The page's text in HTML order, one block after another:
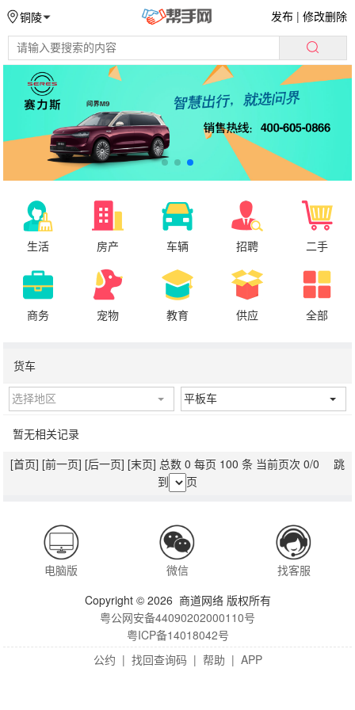
铜陵 发布 |修改删除
生活 房产 车辆 招聘 二手
商务 宠物 教育 供应 全部
货车
选择地区 平板车
暂无相关记录
[首页] [前一页] [后一页] [末页] 总数 0 每页 100 条 当前页次 0/0 跳
到
页
电脑版 微信
找客服
Copyright © 2026 商道网络 版权所有
粤公网安备44090202000110号
粤ICP备14018042号
公约 | 找回查询码 | 帮助 | APP